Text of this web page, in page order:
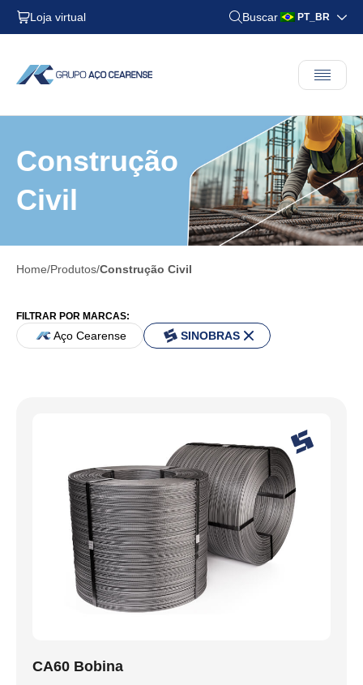
Loja virtual Buscar PT_BR
Construção
Civil
Home Produtos Construção Civil
FILTRAR POR MARCAS:
Aço Cearense SINOBRAS
CA60 Bobina